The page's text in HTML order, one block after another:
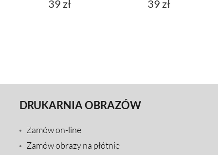
39 zł 39 zł
DRUKARNIA OBRAZÓW
Zamów on-line
Zamów obrazy na płótnie